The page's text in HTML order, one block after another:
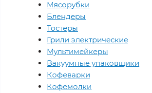
Мясорубки
Блендеры
Тостеры
Грили электрические
Мультимейкеры
Вакуумные упаковщики
Кофеварки
Кофемолки